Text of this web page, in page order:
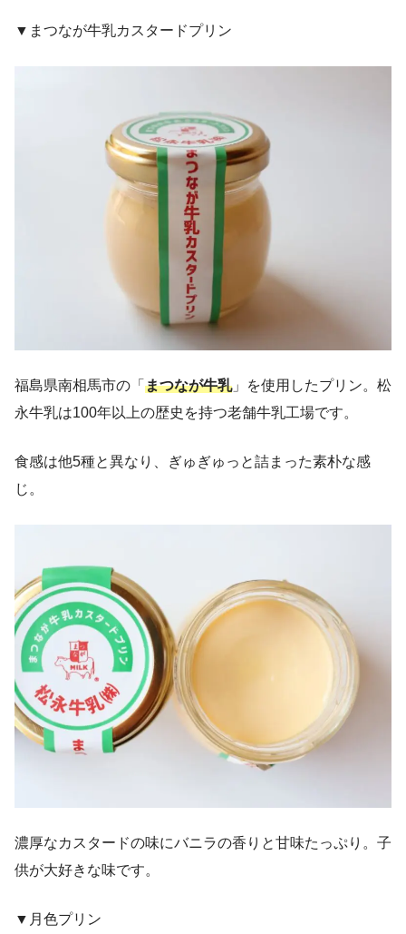
▼まつなが牛乳カスタードプリン
福島県南相馬市の「 まつなが牛乳」を使用したプリン。松
永牛乳は100年以上の歴史を持つ老舗牛乳工場です。
食感は他5種と異なり、ぎゅぎゅっと詰まった素朴な感
じ。
濃厚なカスタードの味にバニラの香りと甘味たっぷり。子
供が大好きな味です。
▼月色プリン